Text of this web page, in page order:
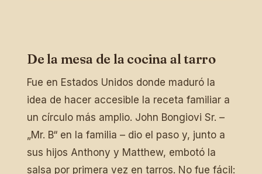
De la mesa de la cocina al tarro
Fue en Estados Unidos donde maduró la
idea de hacer accesible la receta familiar a
un círculo más amplio. John Bongiovi Sr. –
„Mr. B“ en la familia – dio el paso y, junto a
sus hijos Anthony y Matthew, embotó la
salsa por primera vez en tarros. No fue fácil: